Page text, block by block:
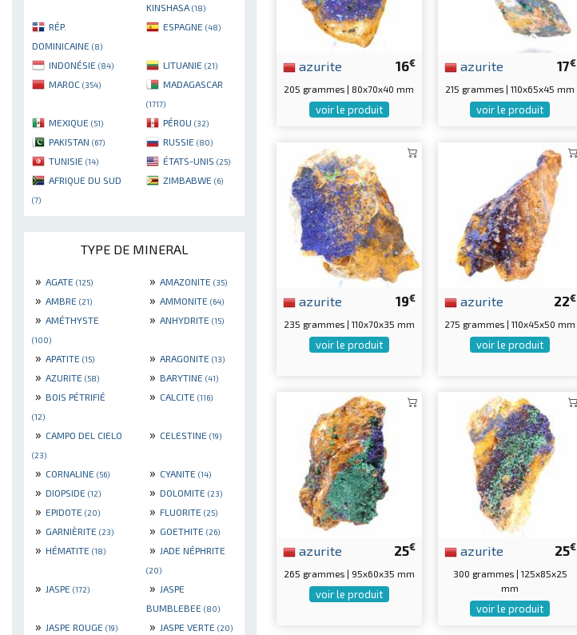
KINSHASA (18)
RÉP.
DOMINICAINE (8)
ESPAGNE (48)
INDONÉSIE (84) LITUANIE (21)
MAROC (354) MADAGASCAR
(1717)
MEXIQUE (51) PÉROU (32)
PAKISTAN (67) RUSSIE (80)
TUNISIE (14) ÉTATS-UNIS (25)
AFRIQUE DU SUD
(7)
ZIMBABWE (6)
TYPE DE MINERAL
» AGATE (125) » AMAZONITE (35)
» AMBRE (21) » AMMONITE (64)
» AMÉTHYSTE
(100)
» ANHYDRITE (15)
» APATITE (15) » ARAGONITE (13)
» AZURITE (58) » BARYTINE (41)
» BOIS PÉTRIFIÉ
(12)
» CALCITE (116)
» CAMPO DEL CIELO
(23)
» CELESTINE (19)
» CORNALINE (56) » CYANITE (14)
» DIOPSIDE (12) » DOLOMITE (23)
» EPIDOTE (20) » FLUORITE (25)
» GARNIÈRITE (23) » GOETHITE (26)
» HÉMATITE (18) » JADE NÉPHRITE
(20)
» JASPE (172) » JASPE
BUMBLEBEE (80)
» JASPE ROUGE (19) » JASPE VERTE (20)
16€
azurite
205 grammes | 80x70x40 mm
voir le produit
17€
azurite
215 grammes | 110x65x45 mm
voir le produit
19€
azurite
235 grammes | 110x70x35 mm
voir le produit
22€
azurite
275 grammes | 110x45x50 mm
voir le produit
25€
azurite
265 grammes | 95x60x35 mm
voir le produit
25€
azurite
300 grammes | 125x85x25
mm
voir le produit